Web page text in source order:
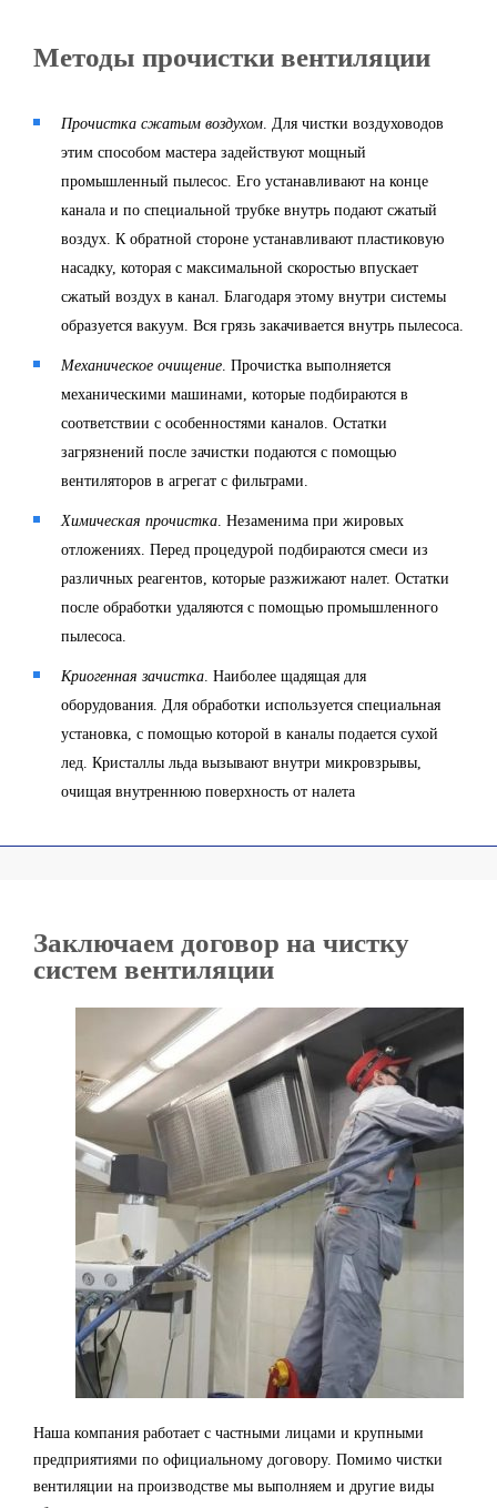
Методы прочистки вентиляции
Прочистка сжатым воздухом. Для чистки воздуховодов
этим способом мастера задействуют мощный
промышленный пылесос. Его устанавливают на конце
канала и по специальной трубке внутрь подают сжатый
воздух. К обратной стороне устанавливают пластиковую
насадку, которая с максимальной скоростью впускает
сжатый воздух в канал. Благодаря этому внутри системы
образуется вакуум. Вся грязь закачивается внутрь пылесоса.
Механическое очищение. Прочистка выполняется
механическими машинами, которые подбираются в
соответствии с особенностями каналов. Остатки
загрязнений после зачистки подаются с помощью
вентиляторов в агрегат с фильтрами.
Химическая прочистка. Незаменима при жировых
отложениях. Перед процедурой подбираются смеси из
различных реагентов, которые разжижают налет. Остатки
после обработки удаляются с помощью промышленного
пылесоса.
Криогенная зачистка. Наиболее щадящая для
оборудования. Для обработки используется специальная
установка, с помощью которой в каналы подается сухой
лед. Кристаллы льда вызывают внутри микровзрывы,
очищая внутреннюю поверхность от налета
Заключаем договор на чистку
систем вентиляции
Наша компания работает с частными лицами и крупными
предприятиями по официальному договору. Помимо чистки
вентиляции на производстве мы выполняем и другие виды